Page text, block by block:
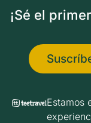
¡Sé el
Estamos